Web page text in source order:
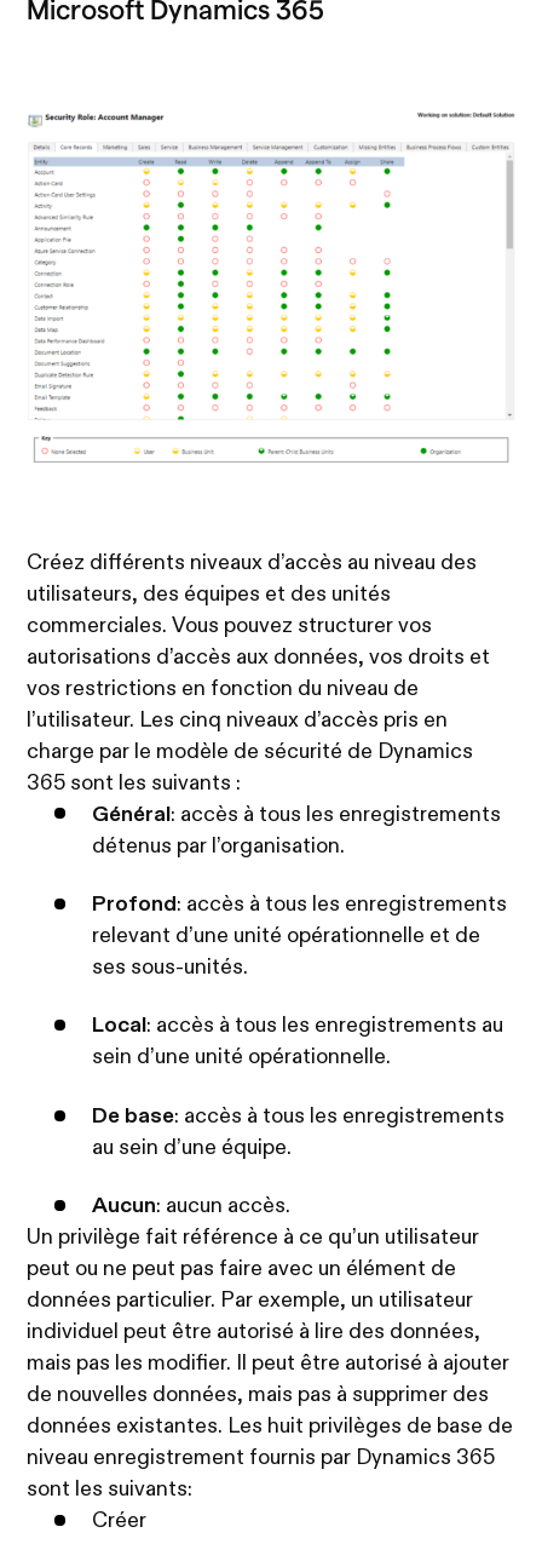
Microsoft Dynamics 365
Créez différents niveaux d’accès au niveau des
utilisateurs, des équipes et des unités
commerciales. Vous pouvez structurer vos
autorisations d’accès aux données, vos droits et
vos restrictions en fonction du niveau de
l’utilisateur. Les cinq niveaux d’accès pris en
charge par le modèle de sécurité de Dynamics
365 sont les suivants :
Général : accès à tous les enregistrements
détenus par l’organisation.
Profond : accès à tous les enregistrements
relevant d’une unité opérationnelle et de
ses sous-unités.
Local : accès à tous les enregistrements au
sein d’une unité opérationnelle.
De base: accès à tous les enregistrements
au sein d’une équipe.
Aucun: aucun accès.
Un privilège fait référence à ce qu’un utilisateur
peut ou ne peut pas faire avec un élément de
données particulier. Par exemple, un utilisateur
individuel peut être autorisé à lire des données,
mais pas les modifier. Il peut être autorisé à ajouter
de nouvelles données, mais pas à supprimer des
données existantes. Les huit privilèges de base de
niveau enregistrement fournis par Dynamics 365
sont les suivants:
Créer